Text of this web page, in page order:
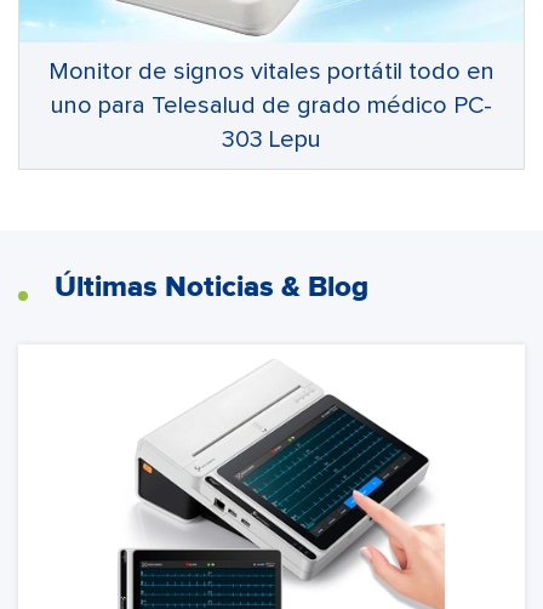
Monitor de signos vitales portátil todo en
uno para Telesalud de grado médico PC-
303 Lepu
Últimas Noticias & Blog